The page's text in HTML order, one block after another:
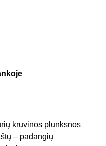
kruvinos plunksnos
– padangių